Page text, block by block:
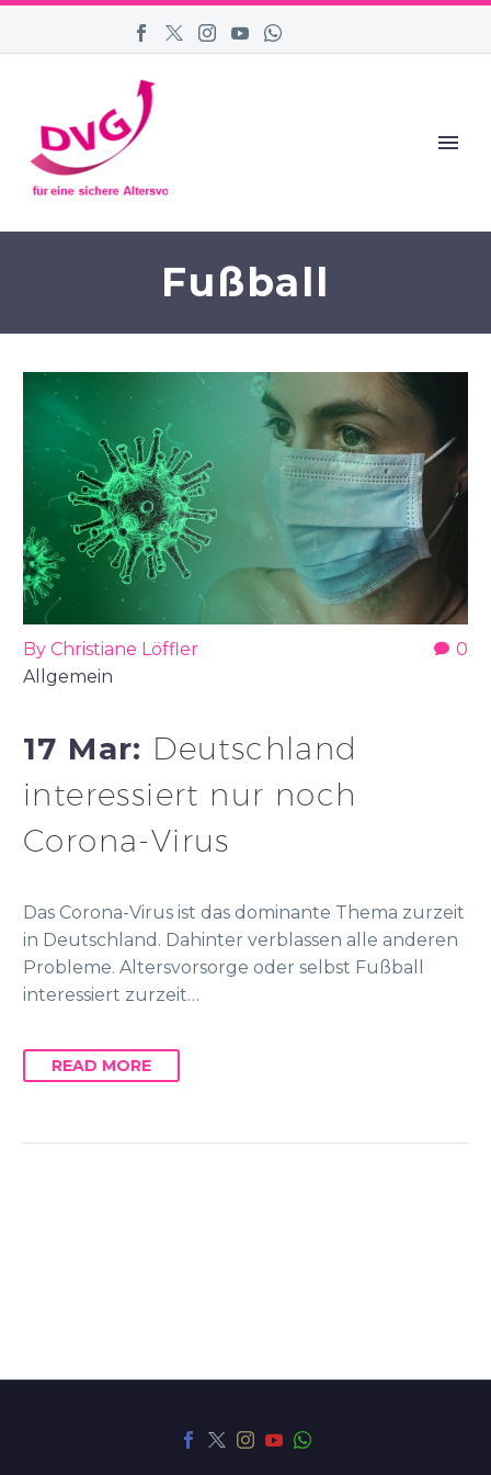
Fußball
0
By Christiane Löffler
Allgemein
17 Mar: Deutschland
interessiert nur noch
Corona-Virus
Das Corona-Virus ist das dominante Thema zurzeit
in Deutschland. Dahinter verblassen alle anderen
Probleme. Altersvorsorge oder selbst Fußball
interessiert zurzeit…
READ MORE